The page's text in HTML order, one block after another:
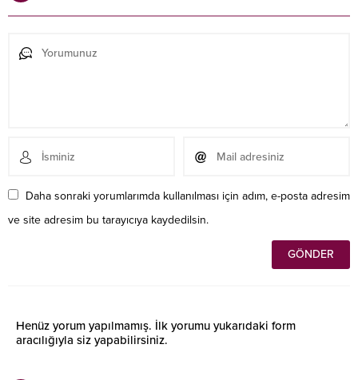
Daha sonraki yorumlarımda kullanılması için adım, e-posta adresim
ve site adresim bu tarayıcıya kaydedilsin.
Henüz yorum yapılmamış. İlk yorumu yukarıdaki form
aracılığıyla siz yapabilirsiniz.